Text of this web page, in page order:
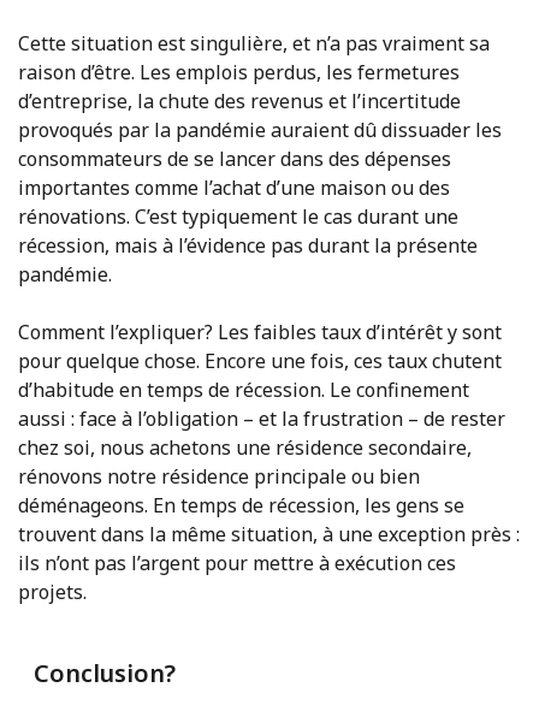
Cette situation est singulière, et n’a pas vraiment sa
raison d’être. Les emplois perdus, les fermetures
d’entreprise, la chute des revenus et l’incertitude
provoqués par la pandémie auraient dû dissuader les
consommateurs de se lancer dans des dépenses
importantes comme l’achat d’une maison ou des
rénovations. C’est typiquement le cas durant une
récession, mais à l’évidence pas durant la présente
pandémie.
Comment l’expliquer? Les faibles taux d’intérêt y sont
pour quelque chose. Encore une fois, ces taux chutent
d’habitude en temps de récession. Le confinement
aussi : face à l’obligation – et la frustration – de rester
chez soi, nous achetons une résidence secondaire,
rénovons notre résidence principale ou bien
déménageons. En temps de récession, les gens se
trouvent dans la même situation, à une exception près :
ils n’ont pas l’argent pour mettre à exécution ces
projets.
Conclusion?